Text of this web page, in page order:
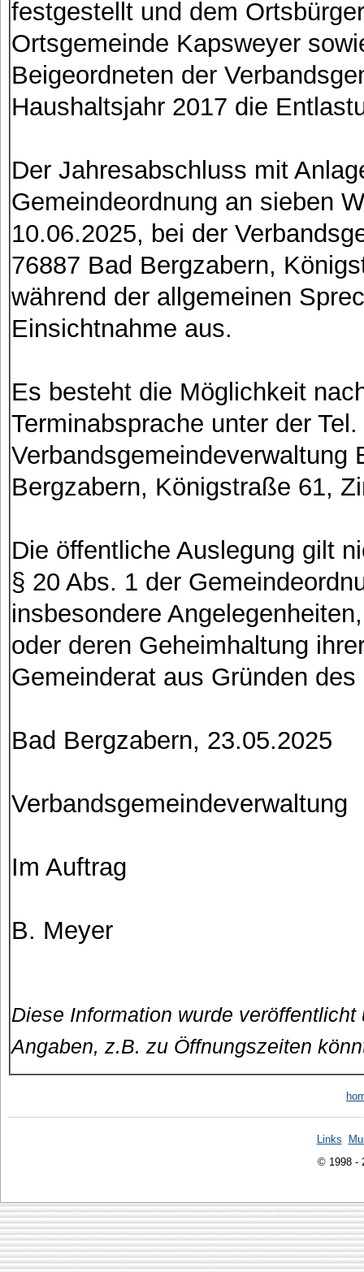
festgestellt und dem
Ortsgemeinde Kapsweyer
Beigeordneten der
Haushaltsjahr 2017 die
Der Jahresabschluss mit
Gemeindeordnung an sieben
10.06.2025, bei der
76887 Bad Bergzabern,
während der allgemeinen
Einsichtnahme aus.
Es besteht die Möglichkeit
Terminabsprache unter der
Verbandsgemeindeverwaltung
Bergzabern, Königstraße 61,
Die öffentliche Auslegung gilt
§ 20 Abs. 1 der
insbesondere
oder deren Geheimhaltung
Gemeinderat aus Gründen
Bad Bergzabern, 23.05.2025
Verbandsgemeindeverwaltung
Im Auftrag
B. Meyer
Diese Information wurde
Angaben, z.B. zu Öffnungszeiten
Links
© 1998 -